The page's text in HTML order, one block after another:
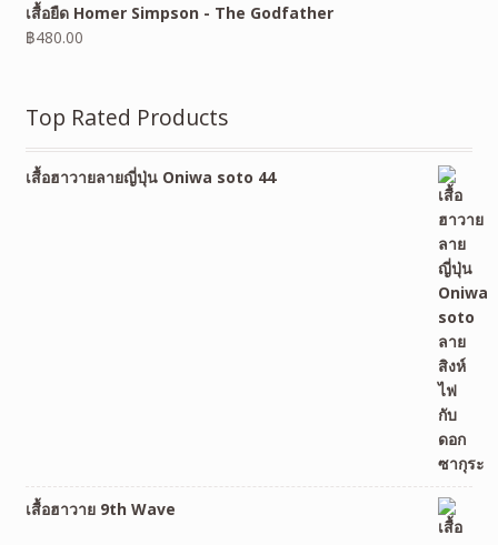
เสื้อยืด Homer Simpson - The Godfather
฿480.00
Top Rated Products
เสื้อฮาวายลายญี่ปุ่น Oniwa soto 44
เสื้อฮาวาย 9th Wave